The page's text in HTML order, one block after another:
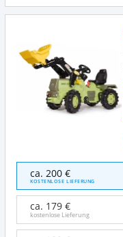
Rolly
Toys
rolly
Farmtrac
1500
ca. 200 €
KOSTENLOSE LIEFERUNG
ca. 179 €
kostenlose Lieferung